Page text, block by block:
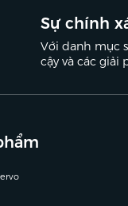
Sự chính
Với danh mục
cậy và các